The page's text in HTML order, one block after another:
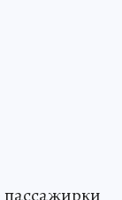
пассажирки